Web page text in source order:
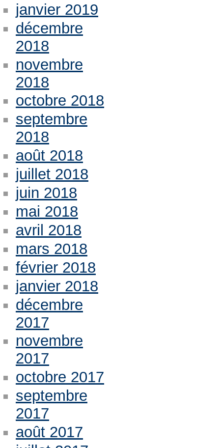
janvier 2019
décembre
2018
novembre
2018
octobre 2018
septembre
2018
août 2018
juillet 2018
juin 2018
mai 2018
avril 2018
mars 2018
février 2018
janvier 2018
décembre
2017
novembre
2017
octobre 2017
septembre
2017
août 2017